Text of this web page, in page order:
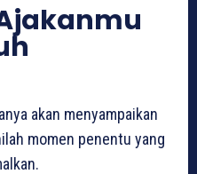
akan menyampaikan
momen penentu yang